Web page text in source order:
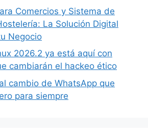
Comercios y Sistema de
La Solución Digital
Negocio
2026.2 ya está aquí con
cambiarán el hackeo ético
cambio de WhatsApp que
para siempre